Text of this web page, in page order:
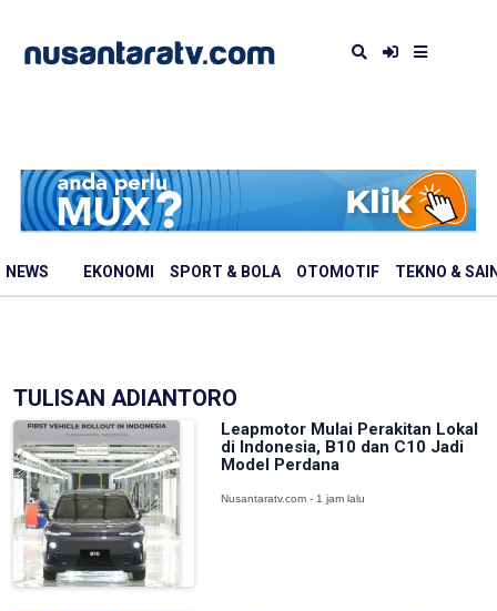
NEWS EKONOMI SPORT & BOLA OTOMOTIF TEKNO &
TULISAN ADIANTORO
Leapmotor Mulai Perakitan Lokal
di Indonesia, B10 dan C10 Jadi
Model Perdana
Nusantaratv.com - 1 jam lalu